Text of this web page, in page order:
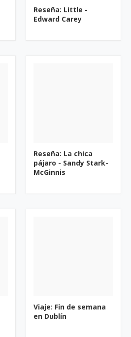
Reseña: Little -
Edward Carey
Reseña: La chica
pájaro - Sandy Stark-
McGinnis
Viaje: Fin de semana
en Dublín